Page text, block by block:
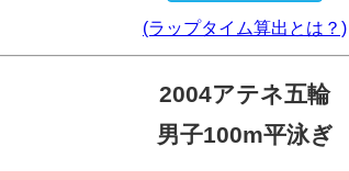
(ラップタイム算出とは？)
2004アテネ五輪
男子100m平泳ぎ